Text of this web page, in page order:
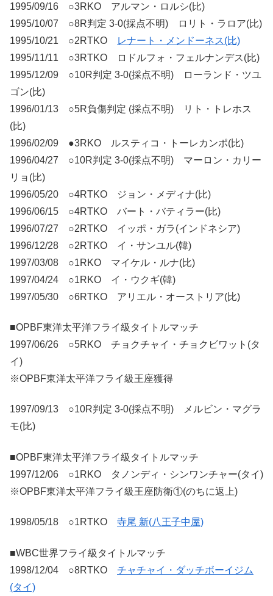
1995/09/16 ○3RKO アルマン・ロルシ(比)
1995/10/07 ○8R判定 3-0(採点不明) ロリト・ラロア(比)
1995/10/21 ○2RTKO
レナート・メンドーネス(比)
1995/11/11 ○3RTKO ロドルフォ・フェルナンデス(比)
1995/12/09 ○10R判定 3-0(採点不明) ローランド・ツユ
ゴン(比)
1996/01/13 ○5R負傷判定 (採点不明) リト・トレホス
(比)
1996/02/09 ●3RKO ルスティコ・トーレカンポ(比)
1996/04/27 ○10R判定 3-0(採点不明) マーロン・カリー
リョ(比)
1996/05/20 ○4RTKO ジョン・メディナ(比)
1996/06/15 ○4RTKO バート・バティラー(比)
1996/07/27 ○2RTKO イッポ・ガラ(インドネシア)
1996/12/28 ○2RTKO イ・サンユル(韓)
1997/03/08 ○1RKO マイケル・ルナ(比)
1997/04/24 ○1RKO イ・ウクギ(韓)
1997/05/30 ○6RTKO アリエル・オーストリア(比)
■OPBF東洋太平洋フライ級タイトルマッチ
1997/06/26 ○5RKO チョクチャイ・チョクビワット(タ
イ)
※OPBF東洋太平洋フライ級王座獲得
1997/09/13 ○10R判定 3-0(採点不明) メルビン・マグラ
モ(比)
■OPBF東洋太平洋フライ級タイトルマッチ
1997/12/06 ○1RKO タノンディ・シンワンチャー(タイ)
※OPBF東洋太平洋フライ級王座防衛①(のちに返上)
1998/05/18 ○1RTKO 寺尾 新(八王子中屋)
■WBC世界フライ級タイトルマッチ
1998/12/04 ○8RTKO チャチャイ・ダッチボーイジム
(タイ)